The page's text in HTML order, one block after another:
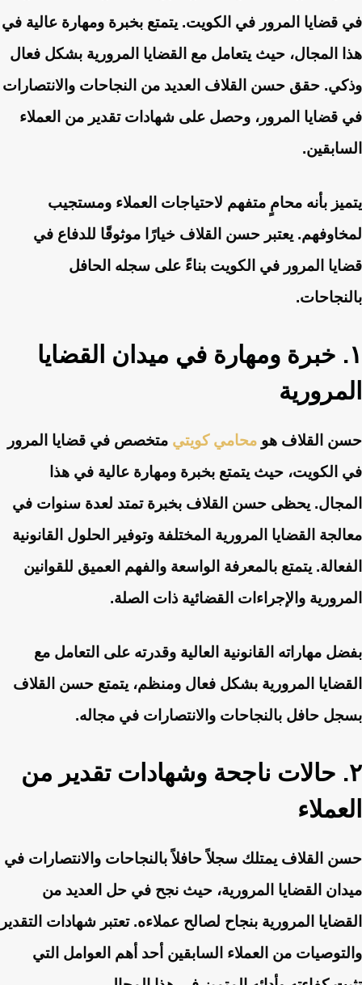
في قضايا المرور في الكويت. يتمتع بخبرة ومهارة عالية في
هذا المجال، حيث يتعامل مع القضايا المرورية بشكل فعال
وذكي. حقق حسن القلاف العديد من النجاحات والانتصارات
في قضايا المرور، وحصل على شهادات تقدير من العملاء
السابقين.
يتميز بأنه محامٍ متفهم لاحتياجات العملاء ومستجيب
لمخاوفهم. يعتبر حسن القلاف خيارًا موثوقًا للدفاع في
قضايا المرور في الكويت بناءً على سجله الحافل
بالنجاحات.
١. خبرة ومهارة في ميدان القضايا
المرورية
حسن القلاف هو محامي كويتي متخصص في قضايا المرور
في الكويت، حيث يتمتع بخبرة ومهارة عالية في هذا
المجال. يحظى حسن القلاف بخبرة تمتد لعدة سنوات في
معالجة القضايا المرورية المختلفة وتوفير الحلول القانونية
الفعالة. يتمتع بالمعرفة الواسعة والفهم العميق للقوانين
المرورية والإجراءات القضائية ذات الصلة.
بفضل مهاراته القانونية العالية وقدرته على التعامل مع
القضايا المرورية بشكل فعال ومنظم، يتمتع حسن القلاف
بسجل حافل بالنجاحات والانتصارات في مجاله.
٢. حالات ناجحة وشهادات تقدير من
العملاء
حسن القلاف يمتلك سجلاً حافلاً بالنجاحات والانتصارات في
ميدان القضايا المرورية، حيث نجح في حل العديد من
القضايا المرورية بنجاح لصالح عملاءه. تعتبر شهادات التقدير
والتوصيات من العملاء السابقين أحد أهم العوامل التي